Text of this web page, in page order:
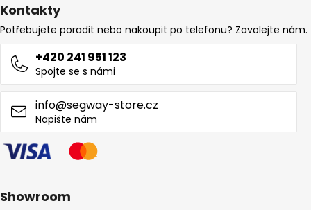
Kontakty
Potřebujete poradit nebo nakoupit po telefonu? Zavolejte nám.
+420 241 951 123
Spojte se s námi
info@segway-store.cz
Napište nám
Showroom